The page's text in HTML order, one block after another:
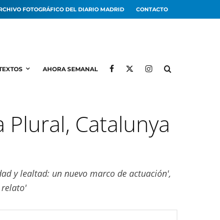
FOTOGRÁFICO DEL DIARIO MADRID CONTACTO
AHORA SEMANAL
Catalunya
y lealtad: un nuevo marco de actuación',
relato'